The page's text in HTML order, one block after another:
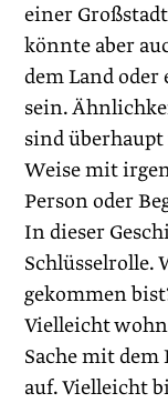
einer
könnte aber
dem Land
sein.
sind
Weise mit
Person oder
In dieser
Schlüsselrolle.
gekommen
Vielleicht
Sache mit
auf. Vielleicht